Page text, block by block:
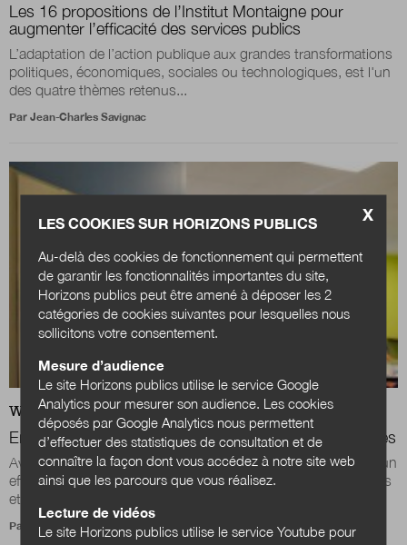
Les 16 propositions de l’Institut Montaigne pour
augmenter l’efficacité des services publics
L’adaptation de l’action publique aux grandes transformations
politiques, économiques, sociales ou technologiques, est l'un
des quatre thèmes retenus...
Par Jean-Charles Savignac
WEB ACTUALITÉS
Emploi, reconversion : la stratégie payante des militaires
Avec Défense Mobilité, le ministère des Armées s’est doté d’un
efficace système de reconversion de ses personnels (militaires
et civils), ainsi que de...
Par Gérard Ramirez del Villar
X
LES COOKIES SUR HORIZONS PUBLICS
Au-delà des cookies de fonctionnement qui permettent
de garantir les fonctionnalités importantes du site,
Horizons publics peut être amené à déposer les 2
catégories de cookies suivantes pour lesquelles nous
sollicitons votre consentement.
Mesure d’audience
Le site Horizons publics utilise le service Google
Analytics pour mesurer son audience. Les cookies
déposés par Google Analytics nous permettent
d’effectuer des statistiques de consultation et de
connaître la façon dont vous accédez à notre site web
ainsi que les parcours que vous réalisez.
Lecture de vidéos
Le site Horizons publics utilise le service Youtube pour